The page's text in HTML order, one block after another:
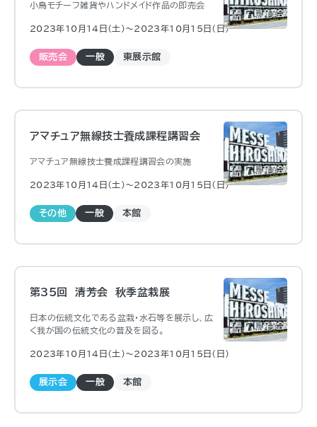
小鳥モチーフ雑貨やハンドメイド作品の即売会
2023年10月14日（土)〜2023年10月15日（日)
販売会 一般 東展示館
アマチュア無線技士養成課程講習会
アマチュア無線技士養成課程講習会の実施
2023年10月14日（土)〜2023年10月15日（日)
その他 一般 本館
第35回 清芳会 秋季盆栽展
日本の伝統文化である盆栽・水石等を展示し、広
く我が国の伝統文化の普及を図る。
2023年10月14日（土)〜2023年10月15日（日)
展示会 一般 本館